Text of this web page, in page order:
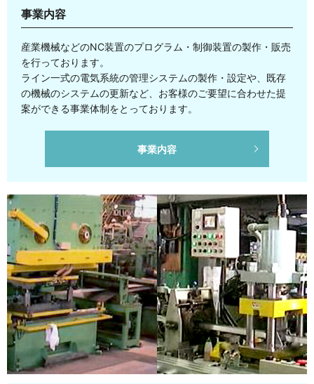
事業内容
産業機械などのNC装置のプログラム・制御装置の製作・販売
を行っております。
ライン一式の電気系統の管理システムの製作・設定や、既存
の機械のシステムの更新など、お客様のご要望に合わせた提
案ができる事業体制をとっております。
事業内容